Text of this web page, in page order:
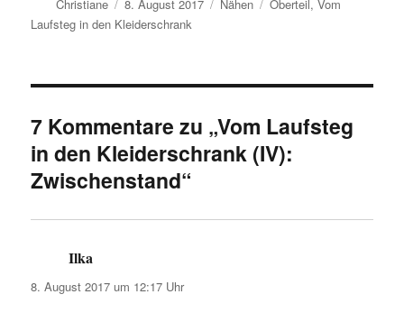
Christiane
am
8. August 2017 Nähen Oberteil ,Vom
Laufsteg in den Kleiderschrank
7 Kommentare zu „Vom Laufsteg
in den Kleiderschrank (IV):
Zwischenstand“
Ilka
8. August 2017 um 12:17 Uhr